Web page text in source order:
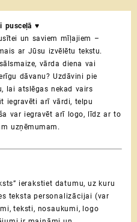
pusceļā ♥
un saviem mīļajiem –
ar Jūsu izvēlētu tekstu.
vārda diena vai
dāvanu? Uzdāvini pie
lai atslēgas nekad vairs
iegravēti arī vārdi, telpu
var iegravēt arī logo, līdz ar to
uzņēmumam.
ierakstiet datumu, uz kuru
teksta personalizācijai (var
teksti, nosaukumi, logo